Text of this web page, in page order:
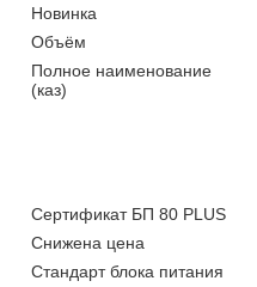
Новинка
Объём
Полное наименование
(каз)
Сертификат БП 80 PLUS
Снижена цена
Стандарт блока питания